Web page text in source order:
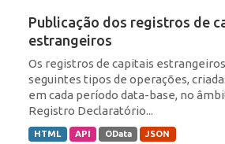
Publicação dos registros de
estrangeiros
Os registros de capitais
seguintes tipos de operações,
em cada período data-base, no
Registro Declaratório...
HTML API OData JSON